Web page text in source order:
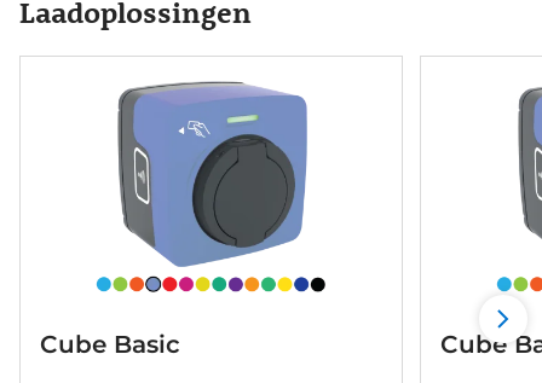
Laadoplossingen
Cube Basic Cube